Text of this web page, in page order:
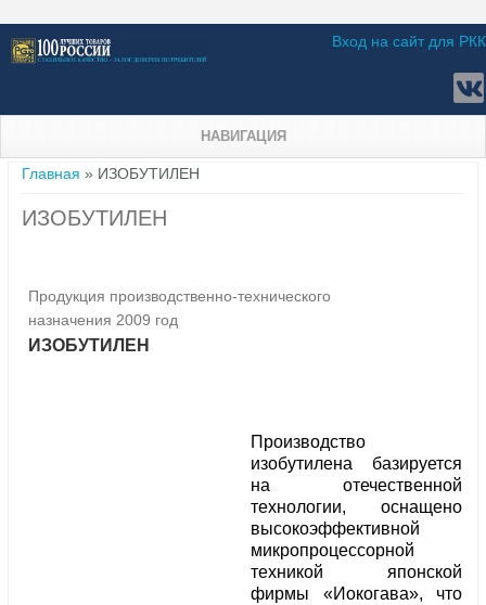
Вход на сайт для РКК
НАВИГАЦИЯ
Вы здесь
Главная » ИЗОБУТИЛЕН
ИЗОБУТИЛЕН
Продукция производственно-технического
назначения 2009 год
ИЗОБУТИЛЕН
Производство
изобутилена базируется
на отечественной
технологии, оснащено
высокоэффективной
микропроцессорной
техникой японской
фирмы «Иокогава», что